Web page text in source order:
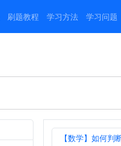
刷题教程 学习方法 学习问题
【数学】如何